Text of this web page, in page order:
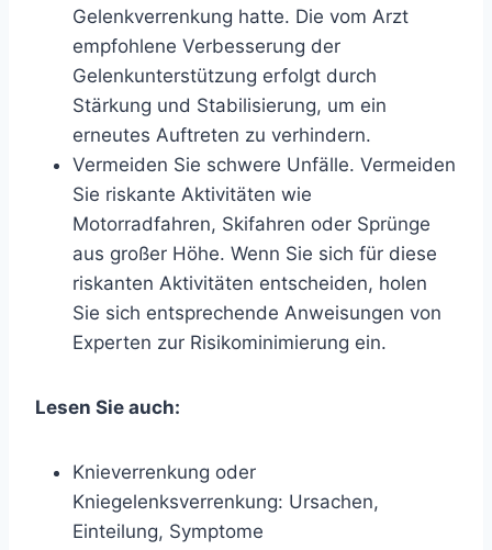
Gelenkverrenkung hatte. Die vom Arzt
empfohlene Verbesserung der
Gelenkunterstützung erfolgt durch
Stärkung und Stabilisierung, um ein
erneutes Auftreten zu verhindern.
Vermeiden Sie schwere Unfälle. Vermeiden
Sie riskante Aktivitäten wie
Motorradfahren, Skifahren oder Sprünge
aus großer Höhe. Wenn Sie sich für diese
riskanten Aktivitäten entscheiden, holen
Sie sich entsprechende Anweisungen von
Experten zur Risikominimierung ein.
Lesen Sie auch:
Knieverrenkung oder
Kniegelenksverrenkung: Ursachen,
Einteilung, Symptome